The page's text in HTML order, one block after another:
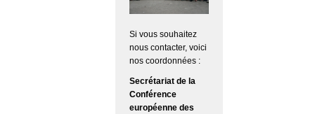
Si vous souhaitez
nous contacter, voici
nos coordonnées :
Secrétariat de la
Conférence
européenne des